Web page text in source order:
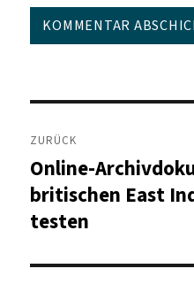
ZURÜCK
Vorheriger
Beitrag:
Online-
britischen East
testen